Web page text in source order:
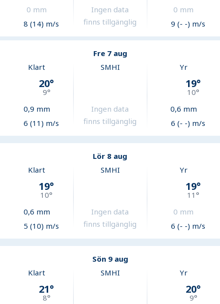
0 mm
8 (14) m/s
Ingen data
finns tillgänglig
0 mm
9 (- -) m/s
Fre 7 aug
Klart
20°
9°
0,9 mm
6 (11) m/s
SMHI
Ingen data
finns tillgänglig
Yr
19°
10°
0,6 mm
6 (- -) m/s
Lör 8 aug
Klart
19°
10°
0,6 mm
5 (10) m/s
SMHI
Ingen data
finns tillgänglig
Yr
19°
11°
0 mm
6 (- -) m/s
Sön 9 aug
Klart
21°
8°
SMHI Yr
20°
9°